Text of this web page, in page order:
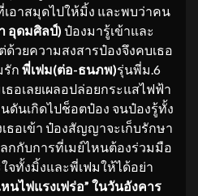
อาสมุดไปให้มิ้ง และพบว่าคน
อุดมศิลป์) ป๋องมารู้เข้าและ
ด้วยความสงสารป๋องจึงคบเธอ
รัก พี่เฟม(ต่อ-ธนภพ)รุ่นพี่ม.6
ธอเลยเผลอปล่อยกระแสไฟฟ้า
ดันเกิดไปช็อตป๋อง จนป๋องรู้ทั้ง
ธอเข้า ป๋องสัญญาจะเก็บรักษา
กกับการที่เมย์ไหนต้องร่วมมือ
จทั้งมิ้งและพี่เฟมให้ได้อย่า
หนไฟแรงเฟร่อ” ในวันอังคาร